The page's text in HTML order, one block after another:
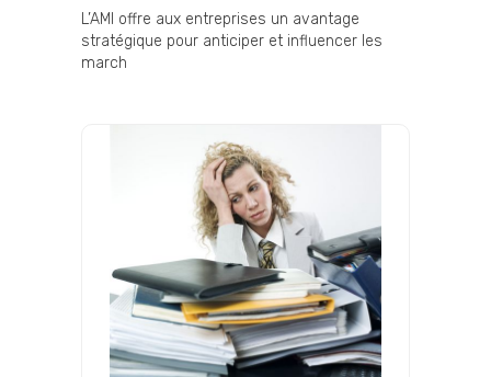
L’AMI offre aux entreprises un avantage
stratégique pour anticiper et influencer les
march